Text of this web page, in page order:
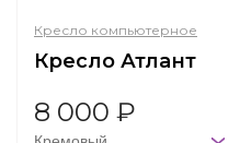
Кресло компьютерное
Кресло Атлант
8 000 ₽